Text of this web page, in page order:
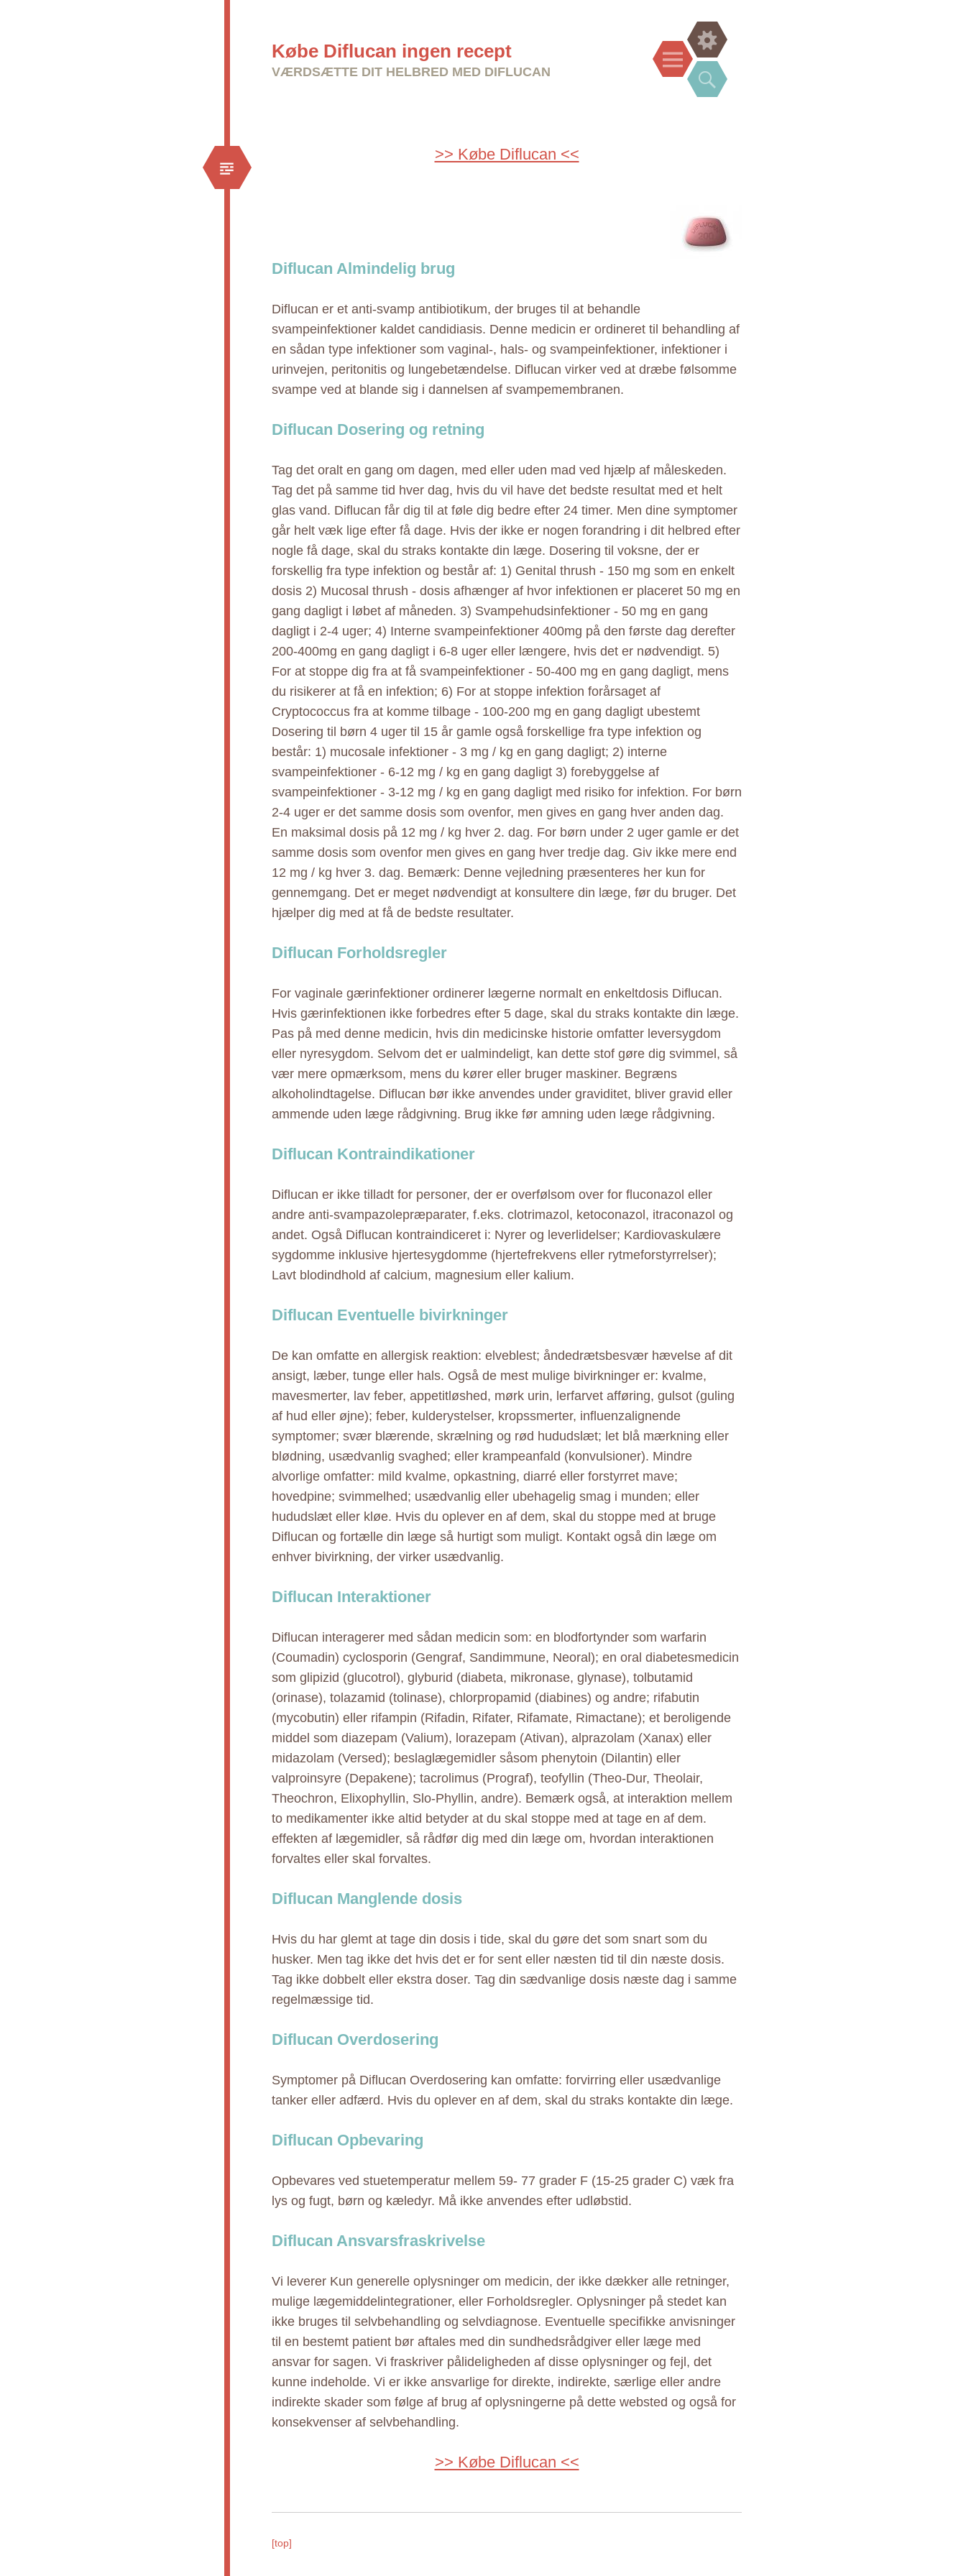
Købe Diflucan ingen recept
VÆRDSÆTTE DIT HELBRED MED DIFLUCAN
Menu
Widgets
Search
>> Købe Diflucan <<
Diflucan Almindelig brug
Diflucan er et anti-svamp antibiotikum, der bruges til at behandle
svampeinfektioner kaldet candidiasis. Denne medicin er ordineret til behandling af
en sådan type infektioner som vaginal-, hals- og svampeinfektioner, infektioner i
urinvejen, peritonitis og lungebetændelse. Diflucan virker ved at dræbe følsomme
svampe ved at blande sig i dannelsen af svampemembranen.
Diflucan Dosering og retning
Tag det oralt en gang om dagen, med eller uden mad ved hjælp af måleskeden.
Tag det på samme tid hver dag, hvis du vil have det bedste resultat med et helt
glas vand. Diflucan får dig til at føle dig bedre efter 24 timer. Men dine symptomer
går helt væk lige efter få dage. Hvis der ikke er nogen forandring i dit helbred efter
nogle få dage, skal du straks kontakte din læge. Dosering til voksne, der er
forskellig fra type infektion og består af: 1) Genital thrush - 150 mg som en enkelt
dosis 2) Mucosal thrush - dosis afhænger af hvor infektionen er placeret 50 mg en
gang dagligt i løbet af måneden. 3) Svampehudsinfektioner - 50 mg en gang
dagligt i 2-4 uger; 4) Interne svampeinfektioner 400mg på den første dag derefter
200-400mg en gang dagligt i 6-8 uger eller længere, hvis det er nødvendigt. 5)
For at stoppe dig fra at få svampeinfektioner - 50-400 mg en gang dagligt, mens
du risikerer at få en infektion; 6) For at stoppe infektion forårsaget af
Cryptococcus fra at komme tilbage - 100-200 mg en gang dagligt ubestemt
Dosering til børn 4 uger til 15 år gamle også forskellige fra type infektion og
består: 1) mucosale infektioner - 3 mg / kg en gang dagligt; 2) interne
svampeinfektioner - 6-12 mg / kg en gang dagligt 3) forebyggelse af
svampeinfektioner - 3-12 mg / kg en gang dagligt med risiko for infektion. For børn
2-4 uger er det samme dosis som ovenfor, men gives en gang hver anden dag.
En maksimal dosis på 12 mg / kg hver 2. dag. For børn under 2 uger gamle er det
samme dosis som ovenfor men gives en gang hver tredje dag. Giv ikke mere end
12 mg / kg hver 3. dag. Bemærk: Denne vejledning præsenteres her kun for
gennemgang. Det er meget nødvendigt at konsultere din læge, før du bruger. Det
hjælper dig med at få de bedste resultater.
Diflucan Forholdsregler
For vaginale gærinfektioner ordinerer lægerne normalt en enkeltdosis Diflucan.
Hvis gærinfektionen ikke forbedres efter 5 dage, skal du straks kontakte din læge.
Pas på med denne medicin, hvis din medicinske historie omfatter leversygdom
eller nyresygdom. Selvom det er ualmindeligt, kan dette stof gøre dig svimmel, så
vær mere opmærksom, mens du kører eller bruger maskiner. Begræns
alkoholindtagelse. Diflucan bør ikke anvendes under graviditet, bliver gravid eller
ammende uden læge rådgivning. Brug ikke før amning uden læge rådgivning.
Diflucan Kontraindikationer
Diflucan er ikke tilladt for personer, der er overfølsom over for fluconazol eller
andre anti-svampazolepræparater, f.eks. clotrimazol, ketoconazol, itraconazol og
andet. Også Diflucan kontraindiceret i: Nyrer og leverlidelser; Kardiovaskulære
sygdomme inklusive hjertesygdomme (hjertefrekvens eller rytmeforstyrrelser);
Lavt blodindhold af calcium, magnesium eller kalium.
Diflucan Eventuelle bivirkninger
De kan omfatte en allergisk reaktion: elveblest; åndedrætsbesvær hævelse af dit
ansigt, læber, tunge eller hals. Også de mest mulige bivirkninger er: kvalme,
mavesmerter, lav feber, appetitløshed, mørk urin, lerfarvet afføring, gulsot (guling
af hud eller øjne); feber, kulderystelser, kropssmerter, influenzalignende
symptomer; svær blærende, skrælning og rød hududslæt; let blå mærkning eller
blødning, usædvanlig svaghed; eller krampeanfald (konvulsioner). Mindre
alvorlige omfatter: mild kvalme, opkastning, diarré eller forstyrret mave;
hovedpine; svimmelhed; usædvanlig eller ubehagelig smag i munden; eller
hududslæt eller kløe. Hvis du oplever en af dem, skal du stoppe med at bruge
Diflucan og fortælle din læge så hurtigt som muligt. Kontakt også din læge om
enhver bivirkning, der virker usædvanlig.
Diflucan Interaktioner
Diflucan interagerer med sådan medicin som: en blodfortynder som warfarin
(Coumadin) cyclosporin (Gengraf, Sandimmune, Neoral); en oral diabetesmedicin
som glipizid (glucotrol), glyburid (diabeta, mikronase, glynase), tolbutamid
(orinase), tolazamid (tolinase), chlorpropamid (diabines) og andre; rifabutin
(mycobutin) eller rifampin (Rifadin, Rifater, Rifamate, Rimactane); et beroligende
middel som diazepam (Valium), lorazepam (Ativan), alprazolam (Xanax) eller
midazolam (Versed); beslaglægemidler såsom phenytoin (Dilantin) eller
valproinsyre (Depakene); tacrolimus (Prograf), teofyllin (Theo-Dur, Theolair,
Theochron, Elixophyllin, Slo-Phyllin, andre). Bemærk også, at interaktion mellem
to medikamenter ikke altid betyder at du skal stoppe med at tage en af dem.
effekten af lægemidler, så rådfør dig med din læge om, hvordan interaktionen
forvaltes eller skal forvaltes.
Diflucan Manglende dosis
Hvis du har glemt at tage din dosis i tide, skal du gøre det som snart som du
husker. Men tag ikke det hvis det er for sent eller næsten tid til din næste dosis.
Tag ikke dobbelt eller ekstra doser. Tag din sædvanlige dosis næste dag i samme
regelmæssige tid.
Diflucan Overdosering
Symptomer på Diflucan Overdosering kan omfatte: forvirring eller usædvanlige
tanker eller adfærd. Hvis du oplever en af dem, skal du straks kontakte din læge.
Diflucan Opbevaring
Opbevares ved stuetemperatur mellem 59- 77 grader F (15-25 grader C) væk fra
lys og fugt, børn og kæledyr. Må ikke anvendes efter udløbstid.
Diflucan Ansvarsfraskrivelse
Vi leverer Kun generelle oplysninger om medicin, der ikke dækker alle retninger,
mulige lægemiddelintegrationer, eller Forholdsregler. Oplysninger på stedet kan
ikke bruges til selvbehandling og selvdiagnose. Eventuelle specifikke anvisninger
til en bestemt patient bør aftales med din sundhedsrådgiver eller læge med
ansvar for sagen. Vi fraskriver pålideligheden af disse oplysninger og fejl, det
kunne indeholde. Vi er ikke ansvarlige for direkte, indirekte, særlige eller andre
indirekte skader som følge af brug af oplysningerne på dette websted og også for
konsekvenser af selvbehandling.
>> Købe Diflucan <<
[top]